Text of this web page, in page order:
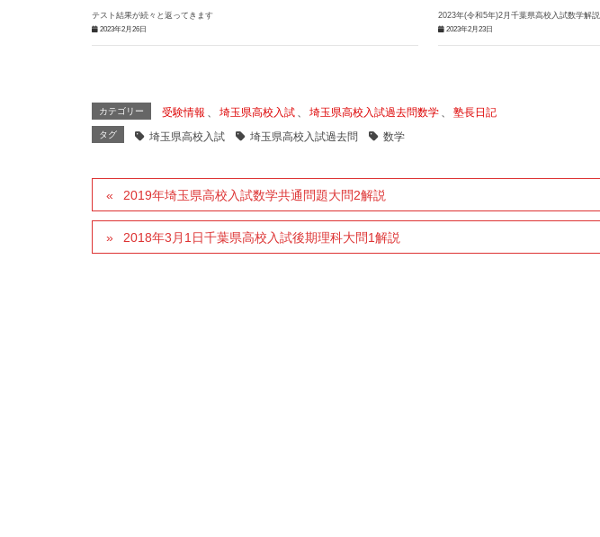
テスト結果が続々と返ってきます
2023年2月26日
2023年(令和5年)2月千葉県高校入試数学解説
2023年2月23日
カテゴリー 受験情報 、 埼玉県高校入試 、 埼玉県高校入試過去問数学 、 塾長日記
タグ 埼玉県高校入試 埼玉県高校入試過去問 数学
2019年埼玉県高校入試数学共通問題大問2解説
2018年3月1日千葉県高校入試後期理科大問1解説